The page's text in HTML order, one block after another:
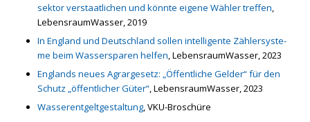
sek­tor ver­staat­li­chen und könn­te eige­ne Wäh­ler tref­fen,
Lebens­raum­Was­ser, 2019
In Eng­land und Deutsch­land sol­len intel­li­gen­te Zäh­ler­sys­te­
me beim Was­ser­spa­ren hel­fen, Lebens­raum­Was­ser, 2023
Eng­lands neu­es Agrar­ge­setz: „Öffent­li­che Gel­der“ für den
Schutz „öffent­li­cher Güter“, Lebens­raum­Was­ser, 2023
Was­ser­ent­gelt­ge­stal­tung, VKU-Bro­schü­re